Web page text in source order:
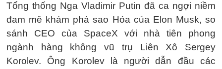
Tổng thống Nga Vladimir Putin đã ca ngợi niềm
đam mê khám phá sao Hỏa của Elon Musk, so
sánh CEO của SpaceX với nhà tiên phong
ngành hàng không vũ trụ Liên Xô Sergey
Korolev. Ông Korolev là người dẫn đầu các